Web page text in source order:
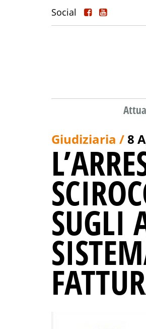
Social
Giudiziaria /8
SUGLI